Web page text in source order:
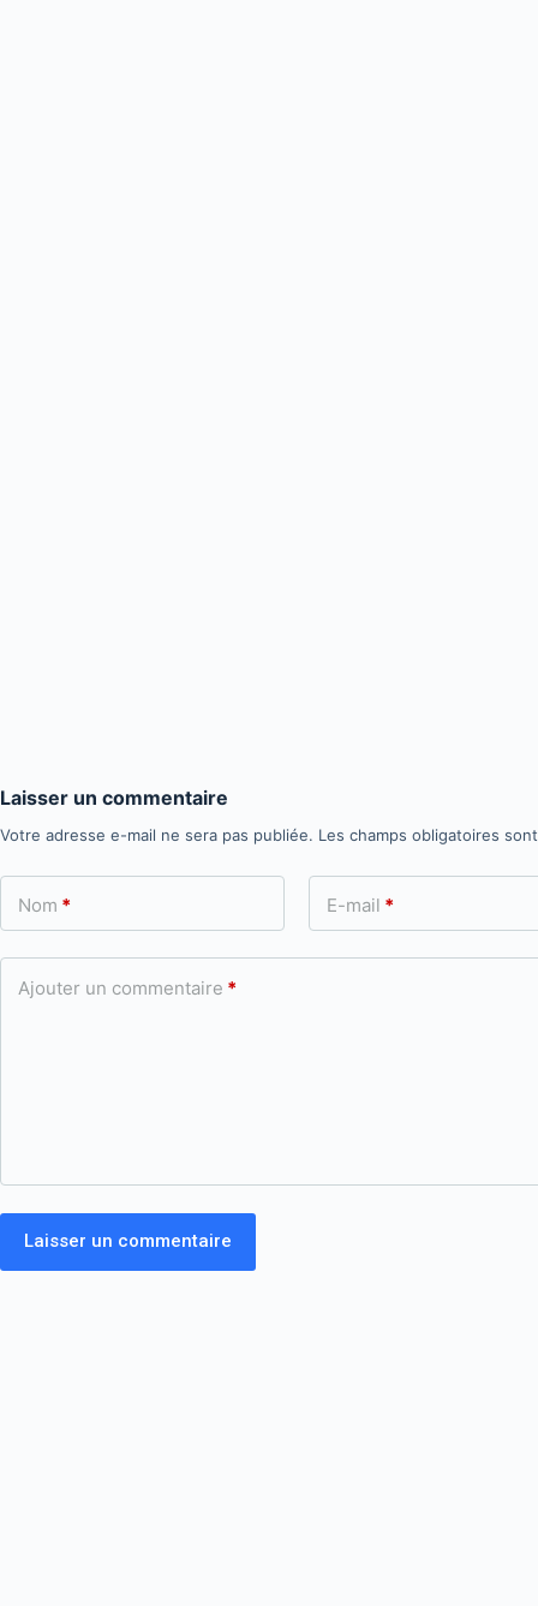
Laisser un commentaire
Votre adresse e-mail ne sera pas publiée. Les champs obligatoires
Nom * E-mail *
Ajouter un commentaire *
Laisser un commentaire